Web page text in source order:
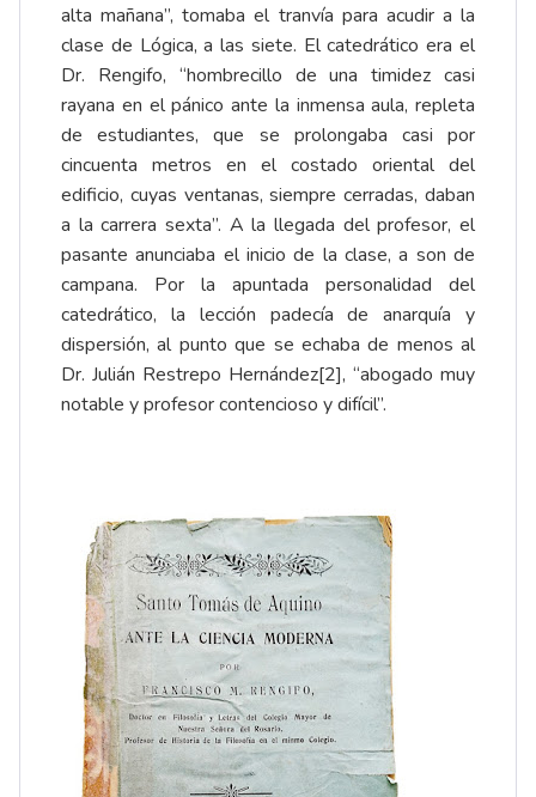
alta mañana”, tomaba el tranvía para acudir a la
clase de Lógica, a las siete. El catedrático era el
Dr. Rengifo, “hombrecillo de una timidez casi
rayana en el pánico ante la inmensa aula, repleta
de estudiantes, que se prolongaba casi por
cincuenta metros en el costado oriental del
edificio, cuyas ventanas, siempre cerradas, daban
a la carrera sexta”. A la llegada del profesor, el
pasante anunciaba el inicio de la clase, a son de
campana. Por la apuntada personalidad del
catedrático, la lección padecía de anarquía y
dispersión, al punto que se echaba de menos al
Dr. Julián Restrepo Hernández[2], “abogado muy
notable y profesor contencioso y difícil”.